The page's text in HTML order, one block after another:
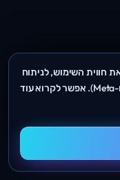
חווית השימוש, לניתוח
תנועה ולשיווק (כולל שירותי Google ו-Meta). אפשר לקרוא עוד